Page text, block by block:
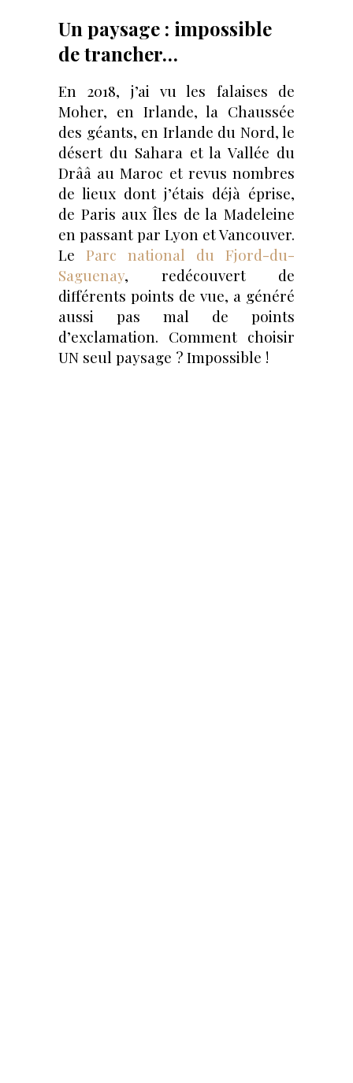
Un paysage : impossible
de trancher…
En 2018, j’ai vu les falaises de
Moher, en Irlande, la Chaussée
des géants, en Irlande du Nord, le
désert du Sahara et la Vallée du
Drââ au Maroc et revus nombres
de lieux dont j’étais déjà éprise,
de Paris aux Îles de la Madeleine
en passant par Lyon et Vancouver.
Le Parc national du Fjord-du-
Saguenay, redécouvert de
différents points de vue, a généré
aussi pas mal de points
d’exclamation. Comment choisir
UN seul paysage ? Impossible !